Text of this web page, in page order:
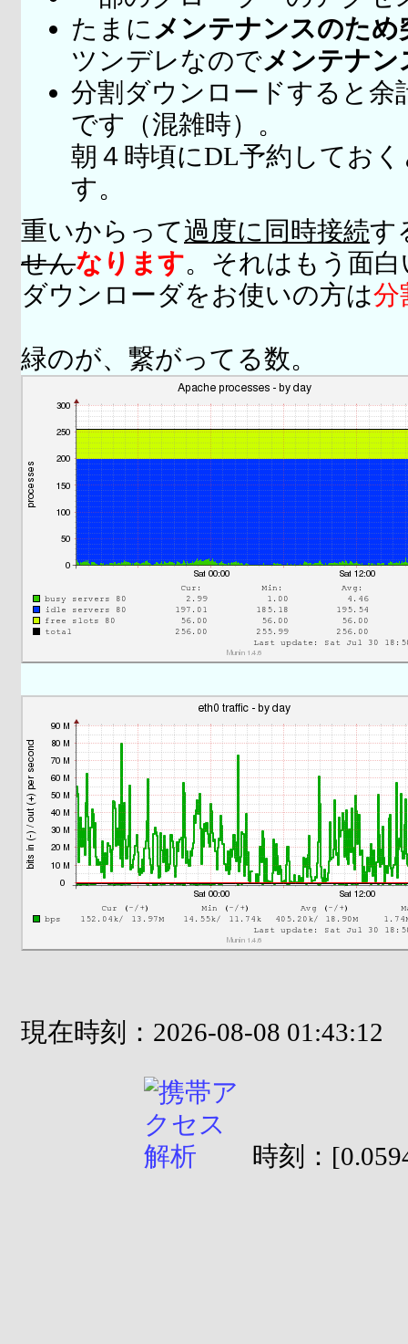
たまに メンテナンスのため
ツンデレなのでメンテナ
分割ダウンロードすると余
です（混雑時）。
朝４時頃にDL予約してお
す。
重いからって過度に同時接続す
せんなります。それはもう面
ダウンローダをお使いの方は分
緑のが、繋がってる数。
現在時刻：2026-08-08 01:43:12
時刻：